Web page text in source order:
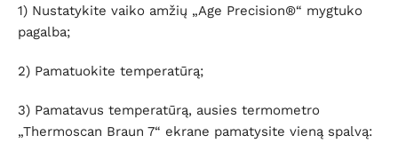
1) Nustatykite vaiko amžių „Age Precision®“ mygtuko
pagalba;
2) Pamatuokite temperatūrą;
3) Pamatavus temperatūrą, ausies termometro
„Thermoscan Braun 7“ ekrane pamatysite vieną spalvą: